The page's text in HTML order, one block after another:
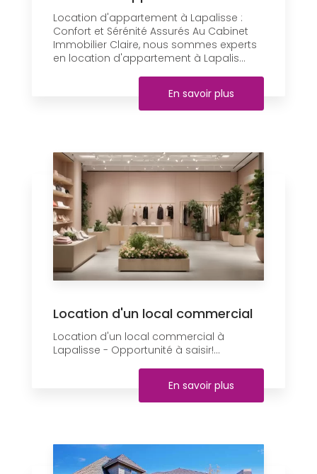
Location d'appartement à Lapalisse :
Confort et Sérénité Assurés Au Cabinet
Immobilier Claire, nous sommes experts
en location d'appartement à Lapalis...
En savoir plus
Location d'un local commercial
Location d'un local commercial à
Lapalisse - Opportunité à saisir!...
En savoir plus